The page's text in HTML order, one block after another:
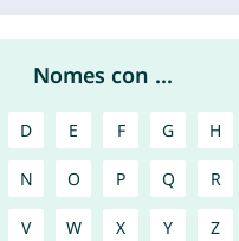
Nomes con ...
D E F G H
N O P Q R
V W X Y Z